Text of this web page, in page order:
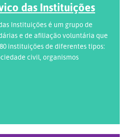
das Instituições
Instituições é um grupo de
e de afiliação voluntária que
instituições de diferentes tipos:
civil, organismos